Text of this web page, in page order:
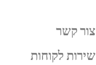
צור קשר
שירות לקוחות